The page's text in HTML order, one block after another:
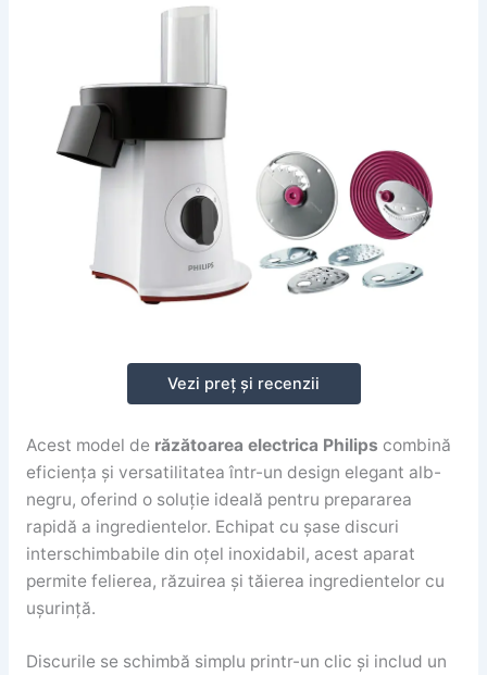
Vezi preț și recenzii
Acest model de răzătoarea electrica Philips combină
eficiența și versatilitatea într-un design elegant alb-
negru, oferind o soluție ideală pentru prepararea
rapidă a ingredientelor. Echipat cu șase discuri
interschimbabile din oțel inoxidabil, acest aparat
permite felierea, răzuirea și tăierea ingredientelor cu
ușurință.
Discurile se schimbă simplu printr-un clic și includ un